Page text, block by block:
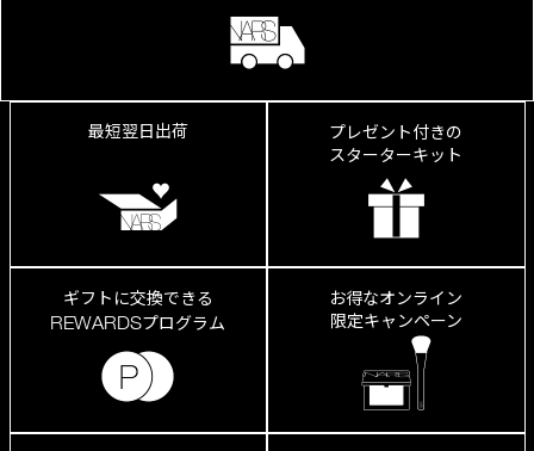
最短翌日出荷
プレゼント付きの
スターターキット
ギフトに交換できる
REWARDSプログラム
お得なオンライン
限定キャンペーン